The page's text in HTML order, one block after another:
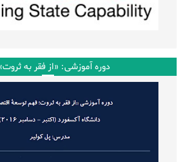
دوره آموزشی: «از فقر به